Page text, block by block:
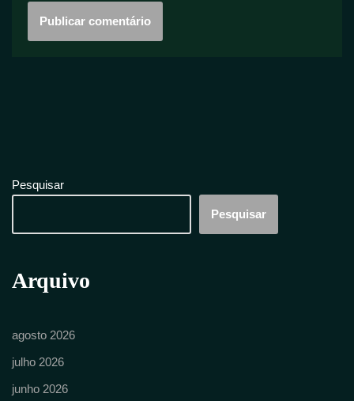
Pesquisar
Pesquisar
Arquivo
agosto 2026
julho 2026
junho 2026